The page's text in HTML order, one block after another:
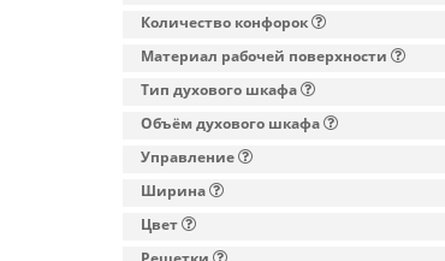
Количество конфорок
Материал рабочей поверхности
Тип духового шкафа
Объём духового шкафа
Управление
Ширина
Цвет